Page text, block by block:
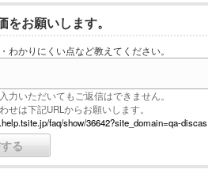
お願いします。
わかりにくい点など教えてください。
力いただいてもご返信はできません。
せは下記URLからお願いします。
faq/show/36642?site_domain=qa-discas